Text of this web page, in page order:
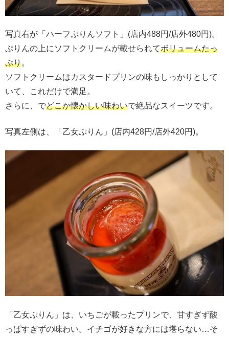
写真右が「ハーフぷりんソフト」(店内488円/店外480円)。
ぷりんの上にソフトクリームが載せられてボリュームたっ
ぷり。
ソフトクリームはカスタードプリンの味もしっかりとして
いて、これだけで満足。
さらに、でどこか懐かしい味わいで絶品なスイーツです。
写真左側は、「乙女ぷりん」(店内428円/店外420円)。
「乙女ぷりん」は、いちごが載ったプリンで、甘すぎず酸
っぱすぎずの味わい。イチゴが好きな方には堪らない…そ